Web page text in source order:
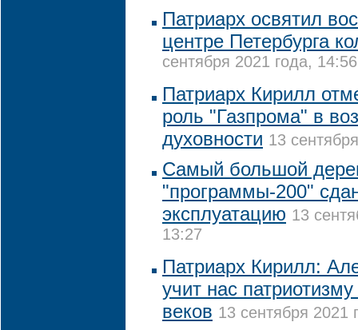
Патриарх освятил
центре Петербурга
сентября 2021 года, 14:56
Патриарх Кирилл
роль "Газпрома" в
духовности 13
Самый большой
"программы-200"
эксплуатацию 13
13:27
Патриарх Кирилл:
учит нас
веков 13 сентября 2021